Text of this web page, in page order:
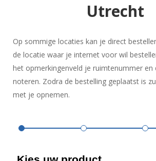
Utrecht
Op sommige locaties kan je direct
de locatie waar je internet voor wil
het opmerkingenveld je ruimtenummer
noteren. Zodra de bestelling geplaatst is
met je opnemen.